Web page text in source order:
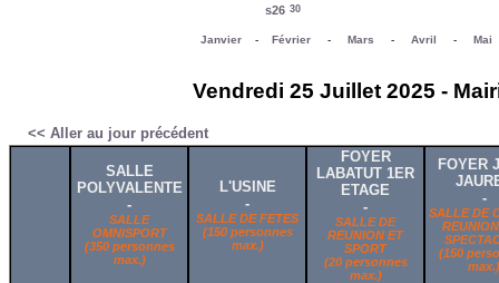
s26 30
Janvier- Février- Mars - Avril - Mai
Vendredi 25 Juillet 2025 -
<< Aller au jour précédent
SALLE
POLYVALENTE
-
SALLE
OMNISPORT
(350 personnes
max.)
L'USINE
-
SALLE DE FETES
(150 personnes
max.)
FOYER
LABATUT 1ER
ETAGE
-
SALLE DE
REUNION ET
SPORT
(20 personnes
max.)
FOYER
-
SALLE DE
(150
max.)